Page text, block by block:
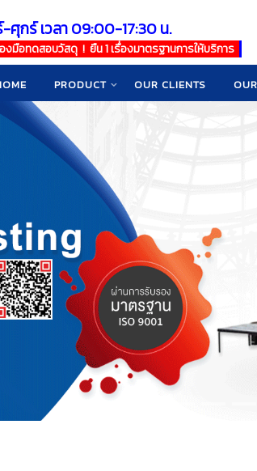
-ศุกร์ เวลา 09:00-17:30 น.
งมือทดสอบวัสดุ ! ยืน 1 เรื่องมาตรฐานการให้บริการ
PRODUCT OUR CLIENTS